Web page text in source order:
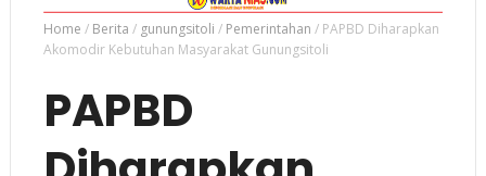
Home / Berita / gunungsitoli / Pemerintahan / PAPBD Diharapkan
Akomodir Kebutuhan Masyarakat Gunungsitoli
PAPBD